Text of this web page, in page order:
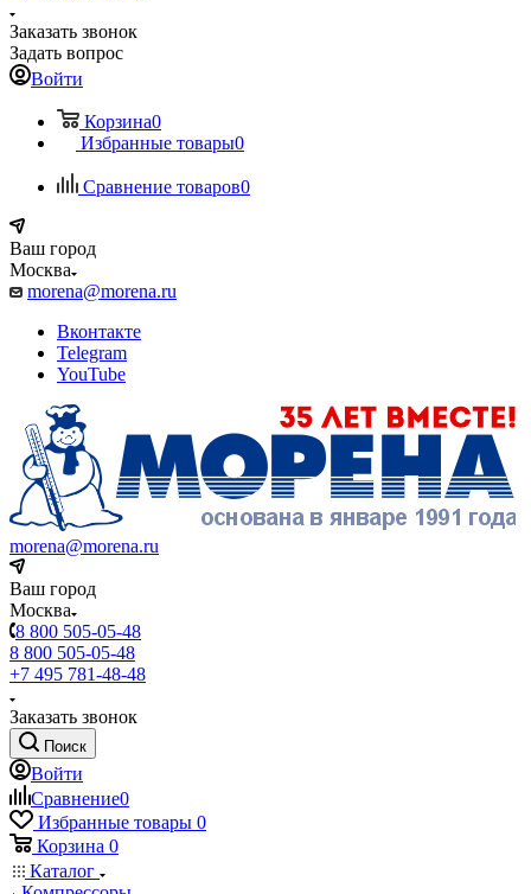
Заказать звонок
Задать вопрос
Войти
Корзина0
Избранные товары0
Сравнение товаров0
Ваш город
Москва
morena@morena.ru
Вконтакте
Telegram
YouTube
morena@morena.ru
Ваш город
Москва
8 800 505-05-48
8 800 505-05-48
+7 495 781-48-48
Заказать звонок
Поиск
Войти
Сравнение0
Избранные товары 0
Корзина 0
Каталог